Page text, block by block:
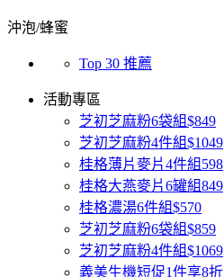
沖泡/蜂蜜
Top 30 推薦
活動專區
芝初芝麻粉6袋組$849
芝初芝麻粉4件組$1049
桂格薄片麥片4件組598
桂格大燕麥片6罐組849
桂格濃湯6件組$570
芝初芝麻粉6袋組$859
芝初芝麻粉4件組$1069
義美生機短促1件享8折